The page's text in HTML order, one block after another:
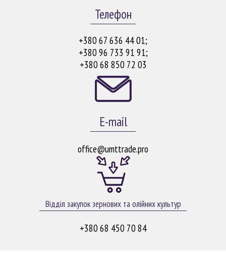
Телефон
+380 67 636 44 01;
+380 96 733 91 91;
+380 68 850 72 03
E-mail
office@umttrade.pro
Відділ закупок зернових та олійних культур
+380 68 450 70 84